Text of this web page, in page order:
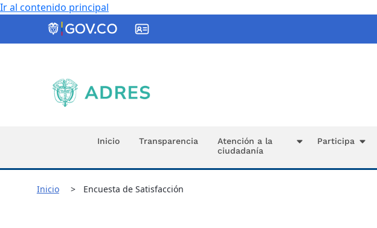
Ir al contenido principal
ADRES
Inicio Transparencia
Atención a la
ciudadanía
Participa
Inicio Encuesta de Satisfacción